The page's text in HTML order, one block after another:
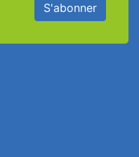
S'abonner